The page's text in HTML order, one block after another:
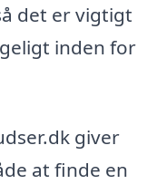
det er vigtigt
inden for
giver
at finde en